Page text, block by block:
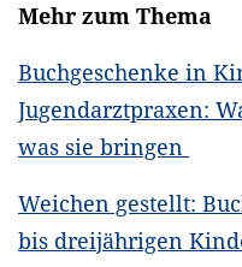
Mehr zum Thema
Buchgeschenke in
Jugendarztpraxen:
was sie bringen
Weichen gestellt:
bis dreijährigen